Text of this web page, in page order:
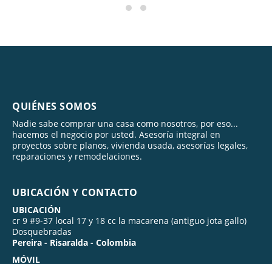
QUIÉNES SOMOS
Nadie sabe comprar una casa como nosotros, por eso...
hacemos el negocio por usted. Asesoría integral en
proyectos sobre planos, vivienda usada, asesorías legales,
reparaciones y remodelaciones.
UBICACIÓN Y CONTACTO
UBICACIÓN
cr 9 #9-37 local 17 y 18 cc la macarena (antiguo jota gallo)
Dosquebradas
Pereira - Risaralda - Colombia